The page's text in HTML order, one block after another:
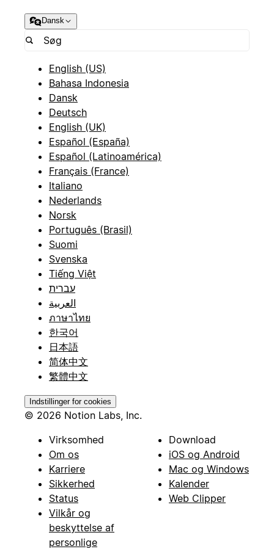
Dansk
English (US)
Bahasa Indonesia
Dansk
Deutsch
English (UK)
Español (España)
Español (Latinoamérica)
Français (France)
Italiano
Nederlands
Norsk
Português (Brasil)
Suomi
Svenska
Tiếng Việt
עברית
العربية
ภาษาไทย
한국어
日本語
简体中文
繁體中文
Indstillinger for cookies
© 2026 Notion Labs, Inc.
Virksomhed
Om os
Karriere
Sikkerhed
Status
Vilkår og
beskyttelse af
personlige
Download
iOS og Android
Mac og Windows
Kalender
Web Clipper